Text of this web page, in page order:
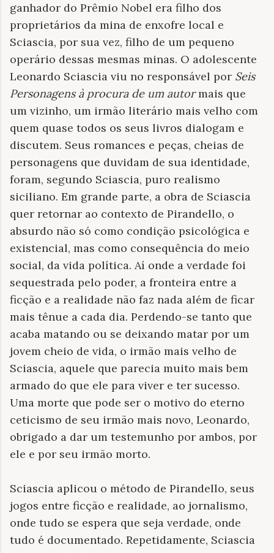
ganhador do Prêmio Nobel era filho dos
proprietários da mina de enxofre local e
Sciascia, por sua vez, filho de um pequeno
operário dessas mesmas minas. O adolescente
Leonardo Sciascia viu no responsável por Seis
Personagens à procura de um autormais que
um vizinho, um irmão literário mais velho com
quem quase todos os seus livros dialogam e
discutem. Seus romances e peças, cheias de
personagens que duvidam de sua identidade,
foram, segundo Sciascia, puro realismo
siciliano. Em grande parte, a obra de Sciascia
quer retornar ao contexto de Pirandello, o
absurdo não só como condição psicológica e
existencial, mas como consequência do meio
social, da vida política. Aí onde a verdade foi
sequestrada pelo poder, a fronteira entre a
ficção e a realidade não faz nada além de ficar
mais tênue a cada dia. Perdendo-se tanto que
acaba matando ou se deixando matar por um
jovem cheio de vida, o irmão mais velho de
Sciascia, aquele que parecia muito mais bem
armado do que ele para viver e ter sucesso.
Uma morte que pode ser o motivo do eterno
ceticismo de seu irmão mais novo, Leonardo,
obrigado a dar um testemunho por ambos, por
ele e por seu irmão morto.
Sciascia aplicou o método de Pirandello, seus
jogos entre ficção e realidade, ao jornalismo,
onde tudo se espera que seja verdade, onde
tudo é documentado. Repetidamente, Sciascia